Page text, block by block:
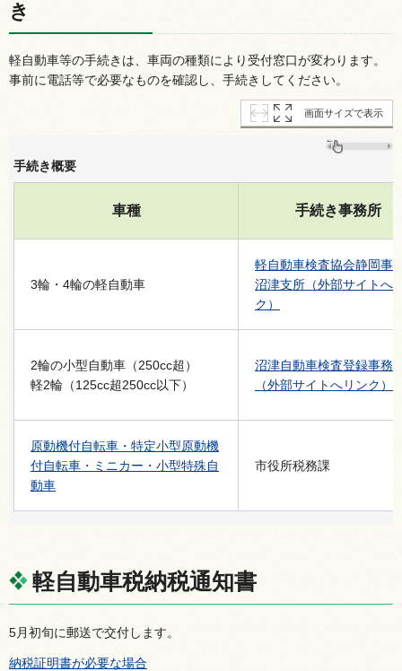
き
軽自動車等の手続きは、車両の種類により受付窓口が変わります。
事前に電話等で必要なものを確認し、手続きしてください。
画面サイズで表示
手続き概要
車種 手続き事務所
3輪・4輪の軽自動車
軽自動車検査協会静岡事
沼津支所（外部サイトへ
ク）
2輪の小型自動車（250cc超）
軽2輪（125cc超250cc以下）
沼津自動車検査登録事務
（外部サイトへリンク）
原動機付自転車・特定小型原動機
付自転車・ミニカー・小型特殊自
動車
市役所税務課
軽自動車税納税通知書
5月初旬に郵送で交付します。
納税証明書が必要な場合